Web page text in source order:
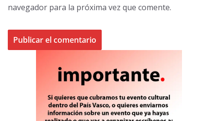
navegador para la próxima vez que comente.